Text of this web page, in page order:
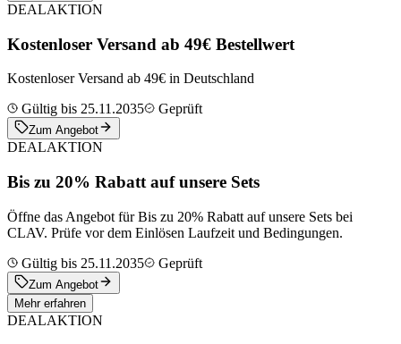
DEALAKTION
Kostenloser Versand ab 49€ Bestellwert
Kostenloser Versand ab 49€ in Deutschland
Gültig bis 25.11.2035
Geprüft
Zum Angebot
DEALAKTION
Bis zu 20% Rabatt auf unsere Sets
Öffne das Angebot für Bis zu 20% Rabatt auf unsere Sets bei
CLAV. Prüfe vor dem Einlösen Laufzeit und Bedingungen.
Gültig bis 25.11.2035
Geprüft
Zum Angebot
Mehr erfahren
DEALAKTION